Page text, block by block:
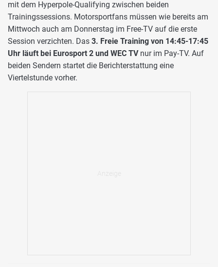
mit dem Hyperpole-Qualifying zwischen beiden
Trainingssessions. Motorsportfans müssen wie bereits am
Mittwoch auch am Donnerstag im Free-TV auf die erste
Session verzichten. Das 3. Freie Training von 14:45-17:45
Uhr läuft bei Eurosport 2 und WEC TVnur im Pay-TV. Auf
beiden Sendern startet die Berichterstattung eine
Viertelstunde vorher.